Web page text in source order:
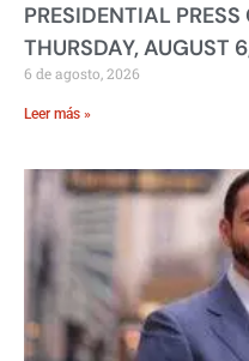
PRESIDENTIAL
THURSDAY, AUGUST
6 de agosto, 2026
Leer más »